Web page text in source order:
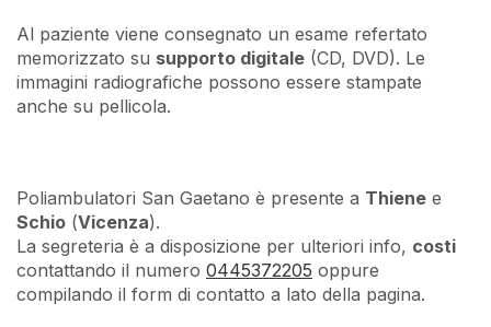
Al paziente viene consegnato un esame refertato
memorizzato su supporto digitale (CD, DVD). Le
immagini radiografiche possono essere stampate
anche su pellicola.
Poliambulatori San Gaetano è presente a Thiene e
Schio (Vicenza).
La segreteria è a disposizione per ulteriori info, costi
contattando il numero 0445372205 oppure
compilando il form di contatto a lato della pagina.